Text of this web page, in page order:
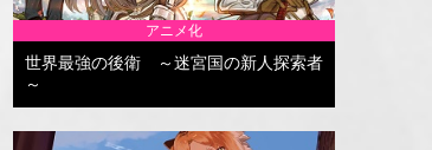
アニメ化
世界最強の後衛 ～迷宮国の新人探索者
～